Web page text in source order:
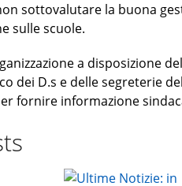
sottovalutare la buona
sulle scuole.
a disposizione
dei D.s e delle segreterie
fornire informazione